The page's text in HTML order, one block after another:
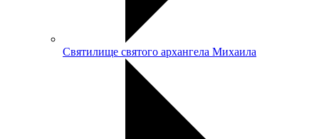
Святилище святого архангела Михаила